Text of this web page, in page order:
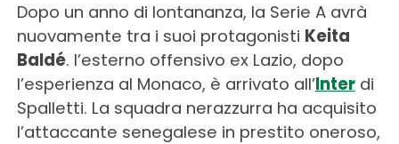
Dopo un anno di lontananza, la Serie A avrà
nuovamente tra i suoi protagonisti Keita
Baldé. l’esterno offensivo ex Lazio, dopo
l’esperienza al Monaco, è arrivato all’Interdi
Spalletti. La squadra nerazzurra ha acquisito
l’attaccante senegalese in prestito oneroso,